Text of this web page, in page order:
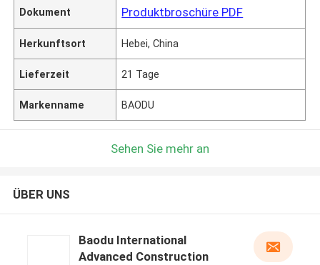
Dokument Produktbroschüre PDF
Herkunftsort Hebei, China
Lieferzeit 21 Tage
Markenname BAODU
Sehen Sie mehr an
ÜBER UNS
Baodu International
Advanced Construction